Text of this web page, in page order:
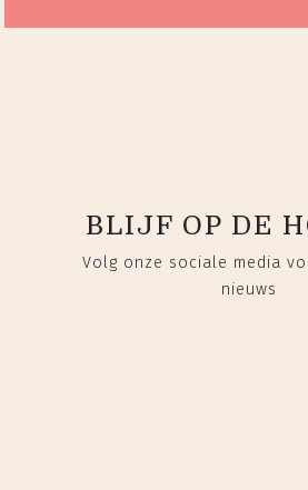
BLIJF OP DE
Volg onze sociale media
nieuws